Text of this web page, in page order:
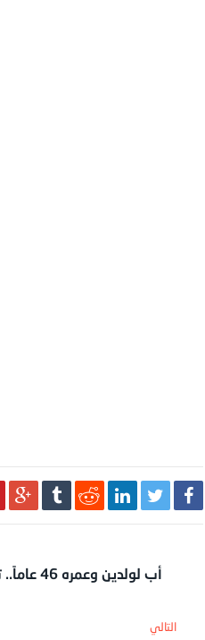
أب
‎التالي